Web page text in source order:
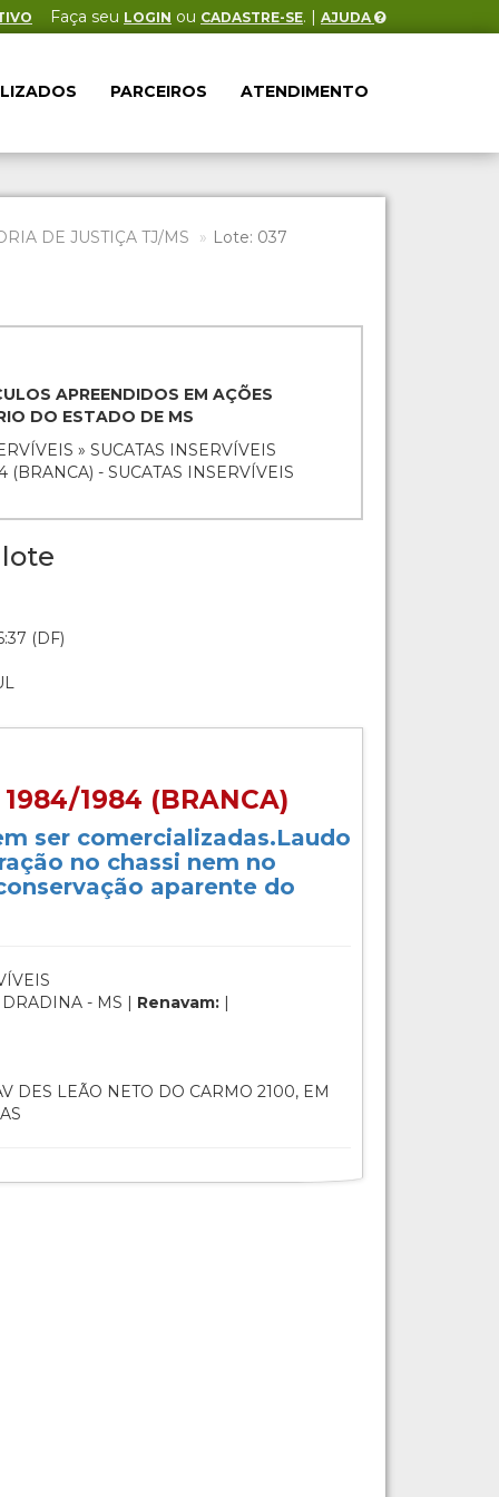
Faça seu LOGIN ou CADASTRE-SE. | AJUDA
PARCEIROS ATENDIMENTO
DE JUSTIÇA TJ/MS Lote: 037
APREENDIDOS EM AÇÕES
DO ESTADO DE MS
» SUCATAS INSERVÍVEIS
(BRANCA) - SUCATAS INSERVÍVEIS
(DF)
1984 (BRANCA)
ser comercializadas.Laudo
no chassi nem no
aparente do
- MS | Renavam: |
DES LEÃO NETO DO CARMO 2100, EM